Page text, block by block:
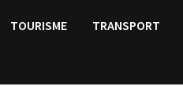
TOURISME TRANSPORT